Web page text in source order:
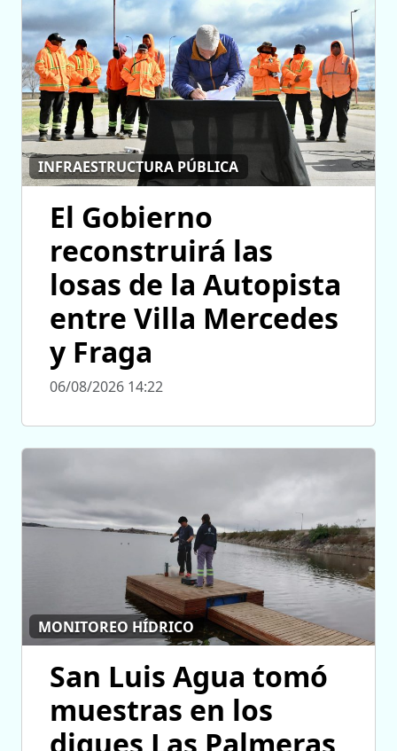
INFRAESTRUCTURA PÚBLICA
El Gobierno
reconstruirá las
losas de la Autopista
entre Villa Mercedes
y Fraga
06/08/2026 14:22
MONITOREO HÍDRICO
San Luis Agua tomó
muestras en los